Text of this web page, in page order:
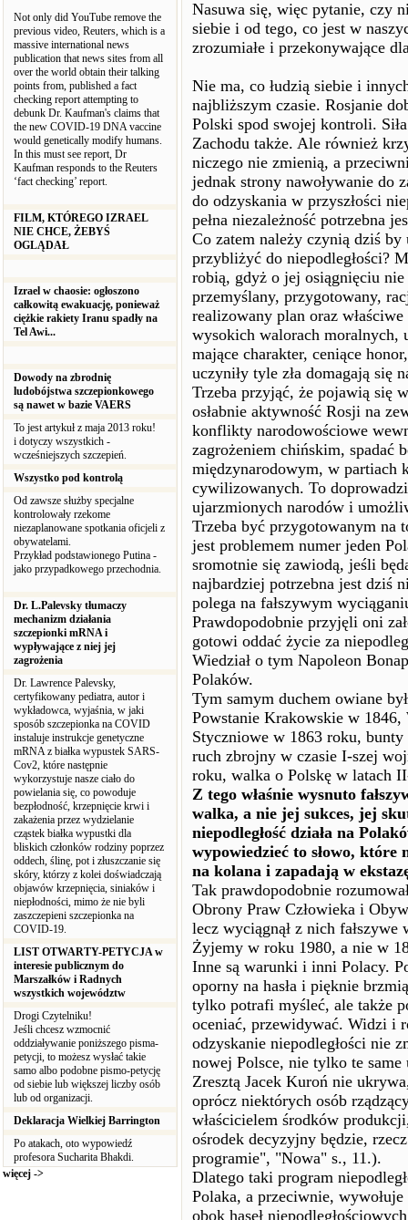
Not only did YouTube remove the
previous video, Reuters, which is a
massive international news
publication that news sites from all
over the world obtain their talking
points from, published a fact
checking report attempting to
debunk Dr. Kaufman's claims that
the new COVID-19 DNA vaccine
would genetically modify humans.
In this must see report, Dr
Kaufman responds to the Reuters
‘fact checking’ report.
FILM, KTÓREGO IZRAEL
NIE CHCE, ŻEBYŚ
OGLĄDAŁ
Izrael w chaosie: ogłoszono
całkowitą ewakuację, ponieważ
ciężkie rakiety Iranu spadły na
Tel Awi...
Dowody na zbrodnię
ludobójstwa szczepionkowego
są nawet w bazie VAERS
To jest artykuł z maja 2013 roku!
i dotyczy wszystkich -
wcześniejszych szczepień.
Wszystko pod kontrolą
Od zawsze służby specjalne
kontrolowały rzekome
niezaplanowane spotkania oficjeli z
obywatelami.
Przykład podstawionego Putina -
jako przypadkowego przechodnia.
Dr. L.Palevsky tłumaczy
mechanizm działania
szczepionki mRNA i
wypływające z niej jej
zagrożenia
Dr. Lawrence Palevsky,
certyfikowany pediatra, autor i
wykładowca, wyjaśnia, w jaki
sposób szczepionka na COVID
instaluje instrukcje genetyczne
mRNA z białka wypustek SARS-
Cov2, które następnie
wykorzystuje nasze ciało do
powielania się, co powoduje
bezpłodność, krzepnięcie krwi i
zakażenia przez wydzielanie
cząstek białka wypustki dla
bliskich członków rodziny poprzez
oddech, ślinę, pot i złuszczanie się
skóry, którzy z kolei doświadczają
objawów krzepnięcia, siniaków i
niepłodności, mimo że nie byli
zaszczepieni szczepionka na
COVID-19.
LIST OTWARTY-PETYCJA w
interesie publicznym do
Marszałków i Radnych
wszystkich województw
Drogi Czytelniku!
Jeśli chcesz wzmocnić
oddziaływanie poniższego pisma-
petycji, to możesz wysłać takie
samo albo podobne pismo-petycję
od siebie lub większej liczby osób
lub od organizacji.
Deklaracja Wielkiej Barrington
Po atakach, oto wypowiedź
profesora Sucharita Bhakdi.
więcej ->
Nasuwa się, więc pytanie, czy
siebie i od tego, co jest w
zrozumiałe i przekonywające
Nie ma, co łudzią siebie i
najbliższym czasie. Rosjanie
Polski spod swojej kontroli.
Zachodu także. Ale również
niczego nie zmienią, a
jednak strony nawoływanie do
do odzyskania w przyszłości
pełna niezależność potrzebna
Co zatem należy czynią dziś by
przybliżyć do niepodległości?
robią, gdyż o jej osiągnięciu
przemyślany, przygotowany,
realizowany plan oraz
wysokich walorach moralnych,
mające charakter, ceniące
uczyniły tyle zła domagają się
Trzeba przyjąć, że pojawią się
osłabnie aktywność Rosji na
konflikty narodowościowe
zagrożeniem chińskim, spadać
międzynarodowym, w partiach
cywilizowanych. To
ujarzmionych narodów i
Trzeba być przygotowanym na
jest problemem numer jeden
sromotnie się zawiodą, jeśli
najbardziej potrzebna jest dziś
polega na fałszywym
Prawdopodobnie przyjęli oni
gotowi oddać życie za
Wiedział o tym Napoleon
Polaków.
Tym samym duchem owiane
Powstanie Krakowskie w
Styczniowe w 1863 roku,
ruch zbrojny w czasie I-szej
roku, walka o Polskę w latach
Z tego właśnie wysnuto
walka, a nie jej sukces, jej
niepodległość działa na
wypowiedzieć to słowo, które
na kolana i zapadają w
Tak prawdopodobnie
Obrony Praw Człowieka i
lecz wyciągnął z nich fałszywe
Żyjemy w roku 1980, a nie w
Inne są warunki i inni Polacy.
oporny na hasła i pięknie
tylko potrafi myśleć, ale także
oceniać, przewidywać. Widzi i
odzyskanie niepodległości nie
nowej Polsce, nie tylko te
Zresztą Jacek Kuroń nie
oprócz niektórych osób
właścicielem środków
ośrodek decyzyjny będzie,
programie", "Nowa" s., 11.).
Dlatego taki program
Polaka, a przeciwnie,
obok haseł